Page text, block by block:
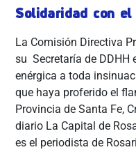
Solidaridad con
La Comisión Directiva
su Secretaría de DDHH
enérgica a toda
que haya proferido el
Provincia de Santa Fe,
diario La Capital de
es el periodista de